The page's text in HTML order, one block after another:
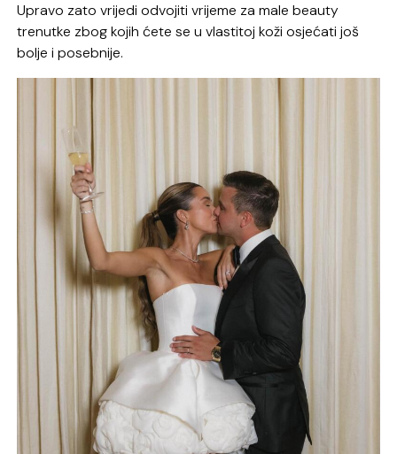
Upravo zato vrijedi odvojiti vrijeme za male beauty
trenutke zbog kojih ćete se u vlastitoj koži osjećati još
bolje i posebnije.